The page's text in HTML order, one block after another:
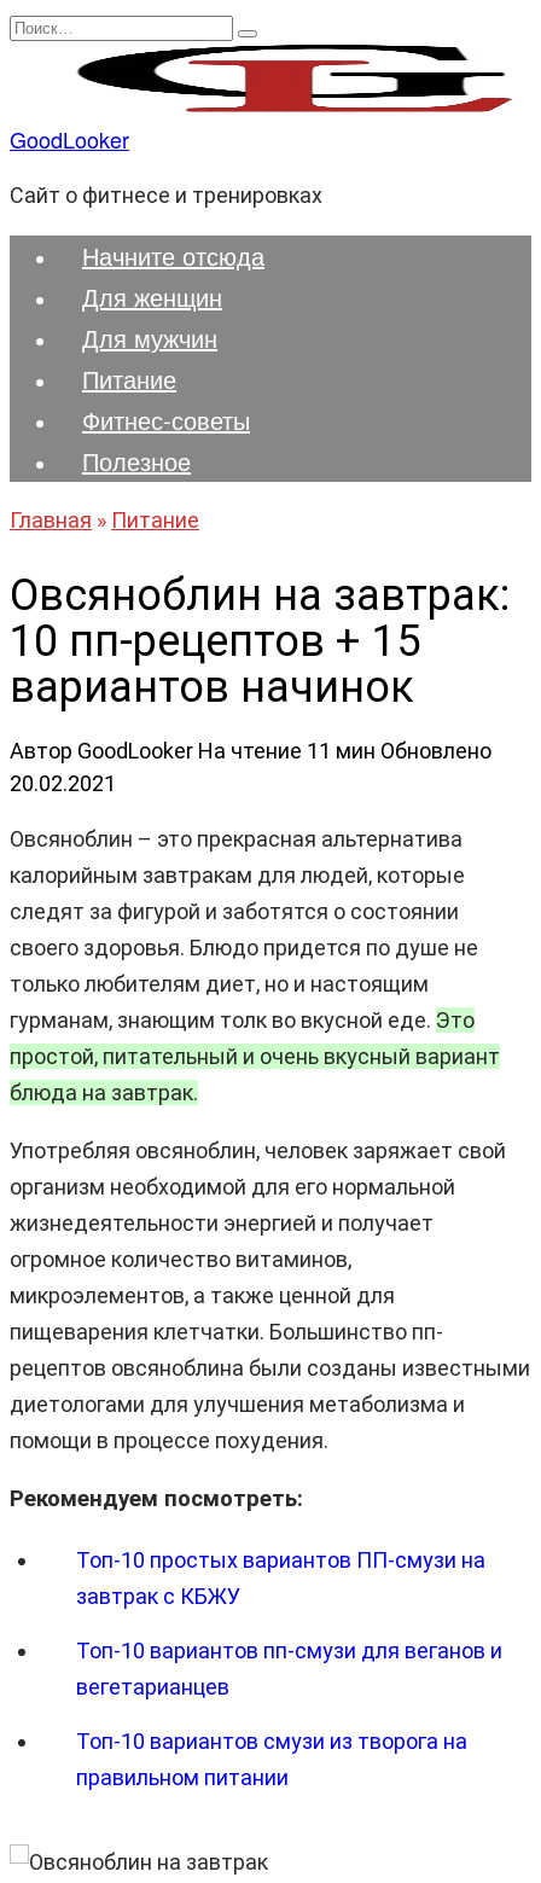
Перейти
содержанию
Search
GoodLooker
Сайт о фитнесе и тренировках
Начните отсюда
Для женщин
Для мужчин
Питание
Фитнес-советы
Полезноe
Главная » Питание
Овсяноблин на завтрак:
10 пп-рецептов + 15
вариантов начинок
Автор GoodLooker На чтение 11 мин Обновлено
20.02.2021
Овсяноблин – это прекрасная альтернатива
калорийным завтракам для людей, которые
следят за фигурой и заботятся о состоянии
своего здоровья. Блюдо придется по душе не
только любителям диет, но и настоящим
гурманам, знающим толк во вкусной еде. Это
простой, питательный и очень вкусный вариант
блюда на завтрак.
Употребляя овсяноблин, человек заряжает свой
организм необходимой для его нормальной
жизнедеятельности энергией и получает
огромное количество витаминов,
микроэлементов, а также ценной для
пищеварения клетчатки. Большинство пп-
рецептов овсяноблина были созданы известными
диетологами для улучшения метаболизма и
помощи в процессе похудения.
Рекомендуем посмотреть:
Топ-10 простых вариантов ПП-смузи на
завтрак с КБЖУ
Топ-10 вариантов пп-смузи для веганов и
вегетарианцев
Топ-10 вариантов смузи из творога на
правильном питании